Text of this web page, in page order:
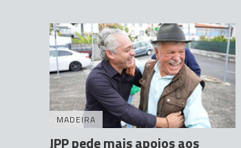
MADEIRA
JPP pede mais apoios aos